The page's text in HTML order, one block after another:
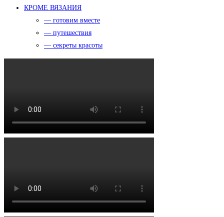
КРОМЕ ВЯЗАНИЯ
— готовим вместе
— путешествия
— секреты красоты